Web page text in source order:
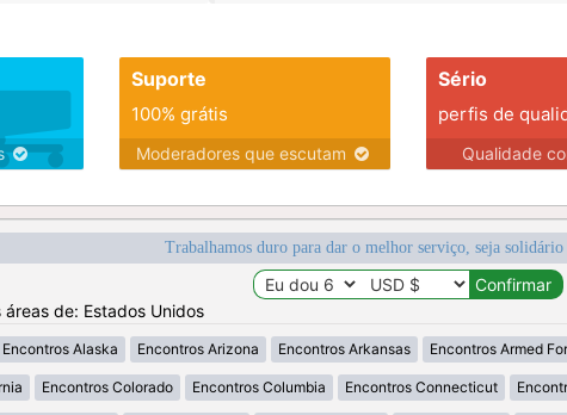
Suporte
100% grátis
Moderadores que escutam
Sério
perfis de
Qualidade
Trabalhamos duro para dar o melhor serviço, seja
de: Estados Unidos
Encontros Alaska Encontros Arizona Encontros Arkansas Encontros Armed
Encontros Colorado Encontros Columbia Encontros Connecticut